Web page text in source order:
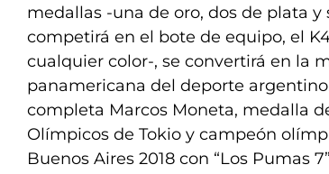
medallas -una de oro, dos de plata
competirá en el bote de equipo, el
cualquier color-, se convertirá en la
panamericana del deporte
completa Marcos Moneta, medalla
Olímpicos de Tokio y campeón
Buenos Aires 2018 con “Los Pumas